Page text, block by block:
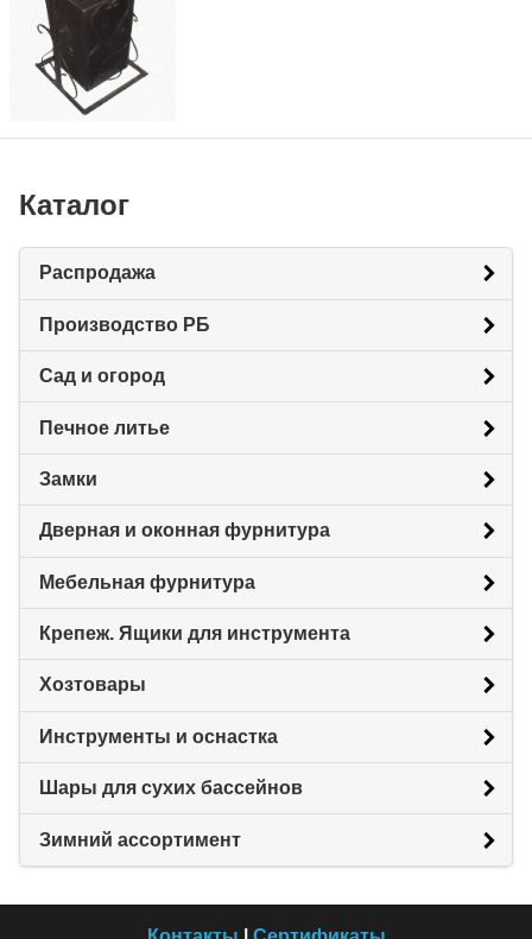
Каталог
Распродажа
Производство РБ
Сад и огород
Печное литье
Замки
Дверная и оконная фурнитура
Мебельная фурнитура
Крепеж. Ящики для инструмента
Хозтовары
Инструменты и оснастка
Шары для сухих бассейнов
Зимний ассортимент